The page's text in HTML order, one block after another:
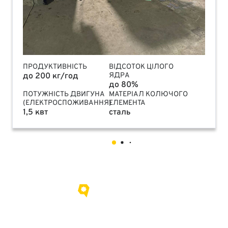
ПРОДУКТИВНІСТЬ
до 200 кг/год
ВІДСОТОК ЦІЛОГО
ЯДРА
до 80%
ПОТУЖНІСТЬ ДВИГУНА
(ЕЛЕКТРОСПОЖИВАННЯ)
1,5 квт
МАТЕРІАЛ КОЛЮЧОГО
ЕЛЕМЕНТА
сталь